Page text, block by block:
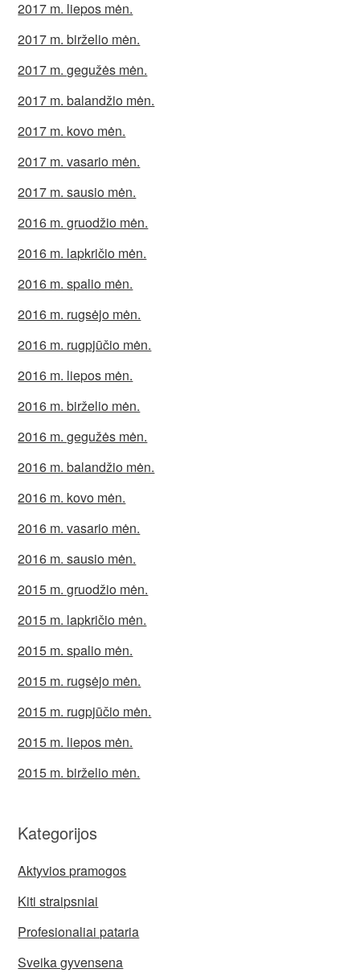
2017 m. liepos mėn.
2017 m. birželio mėn.
2017 m. gegužės mėn.
2017 m. balandžio mėn.
2017 m. kovo mėn.
2017 m. vasario mėn.
2017 m. sausio mėn.
2016 m. gruodžio mėn.
2016 m. lapkričio mėn.
2016 m. spalio mėn.
2016 m. rugsėjo mėn.
2016 m. rugpjūčio mėn.
2016 m. liepos mėn.
2016 m. birželio mėn.
2016 m. gegužės mėn.
2016 m. balandžio mėn.
2016 m. kovo mėn.
2016 m. vasario mėn.
2016 m. sausio mėn.
2015 m. gruodžio mėn.
2015 m. lapkričio mėn.
2015 m. spalio mėn.
2015 m. rugsėjo mėn.
2015 m. rugpjūčio mėn.
2015 m. liepos mėn.
2015 m. birželio mėn.
Kategorijos
Aktyvios pramogos
Kiti straipsniai
Profesionaliai pataria
Sveika gyvensena